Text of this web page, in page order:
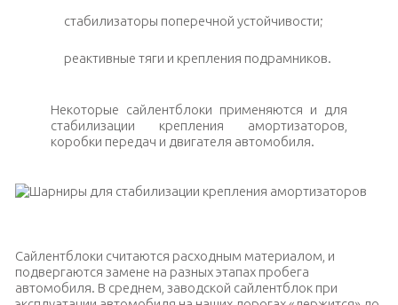
стабилизаторы поперечной устойчивости;
реактивные тяги и крепления подрамников.
Некоторые сайлентблоки применяются и для
стабилизации крепления амортизаторов,
коробки передач и двигателя автомобиля.
Сайлентблоки считаются расходным материалом, и
подвергаются замене на разных этапах пробега
автомобиля. В среднем, заводской сайлентблок при